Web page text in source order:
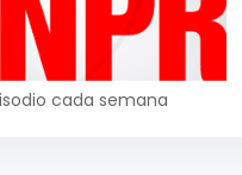
cada semana